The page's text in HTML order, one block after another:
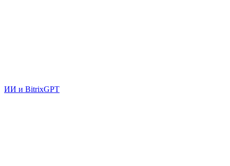
ИИ и BitrixGPT